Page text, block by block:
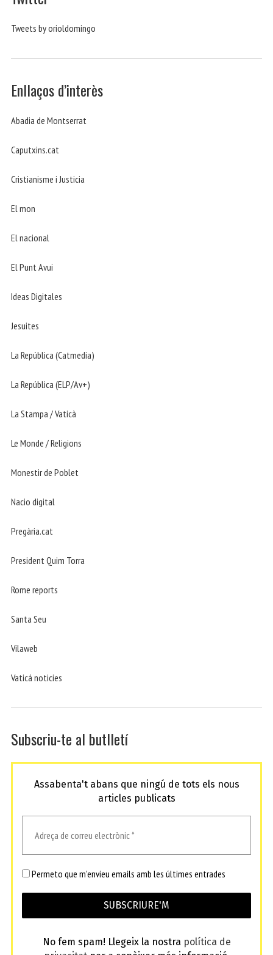
Tweets by orioldomingo
Enllaços d’interès
Abadia de Montserrat
Caputxins.cat
Cristianisme i Justicia
El mon
El nacional
El Punt Avui
Ideas Digitales
Jesuites
La República (Catmedia)
La República (ELP/Av+)
La Stampa / Vaticà
Le Monde / Religions
Monestir de Poblet
Nacio digital
Pregària.cat
President Quim Torra
Rome reports
Santa Seu
Vilaweb
Vaticá noticies
Subscriu-te al butlletí
Assabenta't abans que ningú de tots els nous
articles publicats
Permeto que m'envieu emails amb les últimes entrades
No fem spam! Llegeix la nostra política de